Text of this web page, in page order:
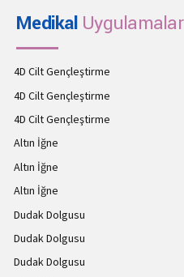
Medikal Uygulamalar
4D Cilt Gençleştirme
4D Cilt Gençleştirme
4D Cilt Gençleştirme
Altın İğne
Altın İğne
Altın İğne
Dudak Dolgusu
Dudak Dolgusu
Dudak Dolgusu